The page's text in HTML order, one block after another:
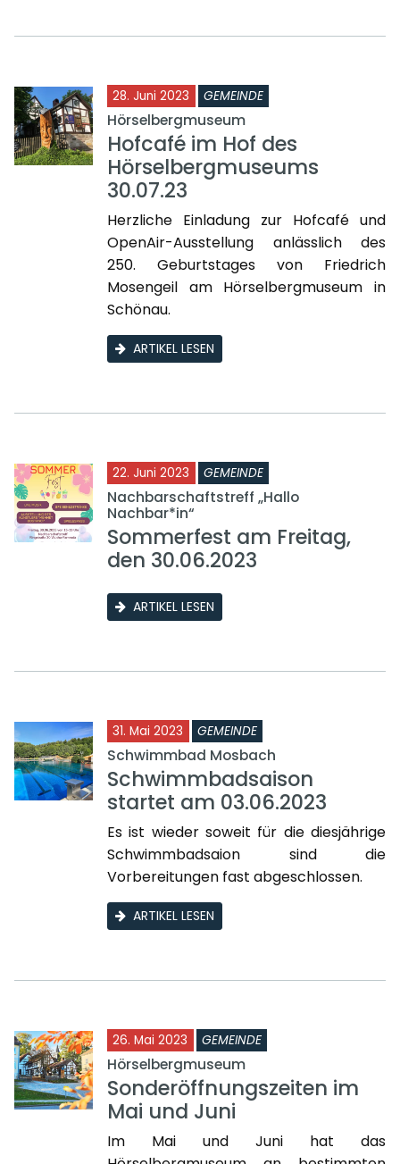
28. Juni 2023 GEMEINDE
Hörselbergmuseum
Hofcafé im Hof des
Hörselbergmuseums
30.07.23
Herzliche Einladung zur Hofcafé und
OpenAir-Ausstellung anlässlich des
250. Geburtstages von Friedrich
Mosengeil am Hörselbergmuseum in
Schönau.
ARTIKEL LESEN
22. Juni 2023 GEMEINDE
Nachbarschaftstreff „Hallo
Nachbar*in“
Sommerfest am Freitag,
den 30.06.2023
ARTIKEL LESEN
31. Mai 2023 GEMEINDE
Schwimmbad Mosbach
Schwimmbadsaison
startet am 03.06.2023
Es ist wieder soweit für die diesjährige
Schwimmbadsaion sind die
Vorbereitungen fast abgeschlossen.
ARTIKEL LESEN
26. Mai 2023 GEMEINDE
Hörselbergmuseum
Sonderöffnungszeiten im
Mai und Juni
Im Mai und Juni hat das